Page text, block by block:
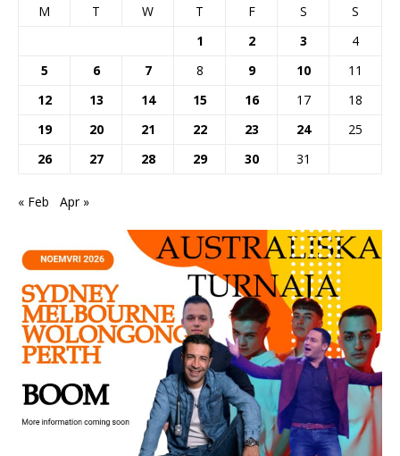
M T W T F S
S
1
2 3
4
5
6 7 8 9 10
11
12
13 14 15 16 17
18
19
20 21 22 23 24
25
26
27 28 29 30 31
« Feb Apr »